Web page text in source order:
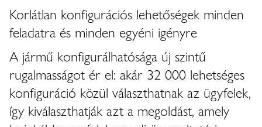
Korlátlan konfigurációs lehetőségek minden
feladatra és minden egyéni igényre
A jármű konfigurálhatósága új szintű
rugalmasságot ér el: akár 32 000 lehetséges
konfiguráció közül választhatnak az ügyfelek,
így kiválaszthatják azt a megoldást, amely